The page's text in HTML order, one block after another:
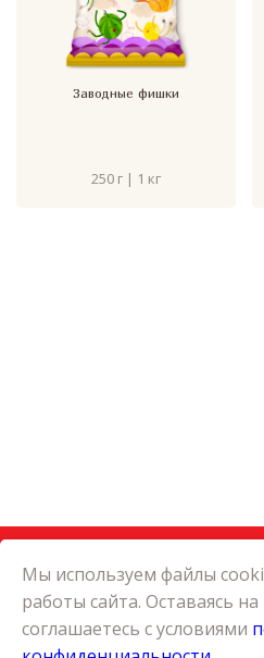
Заводные фишки
250 г | 1 кг
КАТАЛОГ
КАРЬЕРА
Мы используем файлы
работы сайта. Оставаясь
соглашаетесь с условиями